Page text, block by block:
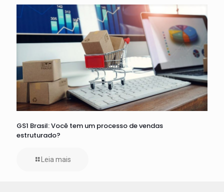
GS1 Brasil: Você tem um processo de vendas
estruturado?
Leia mais